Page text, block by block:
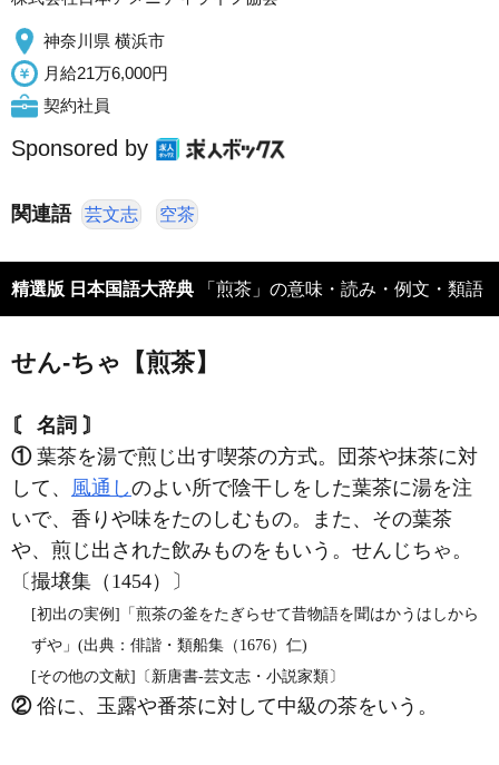
神奈川県 横浜市
月給21万6,000円
契約社員
Sponsored by
関連語 芸文志 空茶
精選版 日本国語大辞典 「煎茶」の意味・読み・例文・類語
せん‐ちゃ【煎茶】
〘 名詞 〙
①葉茶を湯で煎じ出す喫茶の方式。団茶や抹茶に対
して、 風通しのよい所で陰干しをした葉茶に湯を注
いで、香りや味をたのしむもの。また、その葉茶
や、煎じ出された飲みものをもいう。せんじちゃ。
〔撮壌集（1454）〕
[初出の実例]「煎茶の釜をたぎらせて昔物語を聞はかうはしから
ずや」(出典：俳諧・類船集（1676）仁)
[その他の文献]〔新唐書‐芸文志・小説家類〕
②俗に、玉露や番茶に対して中級の茶をいう。